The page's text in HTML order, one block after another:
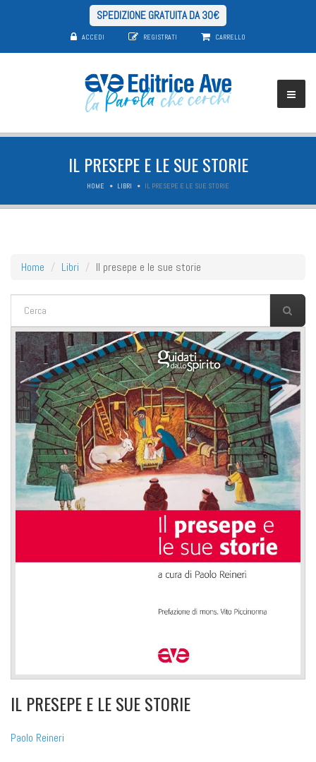
SPEDIZIONE GRATUITA DA 30€
ACCEDI REGISTRATI CARRELLO
IL PRESEPE E LE SUE STORIE
HOME LIBRI IL PRESEPE E LE SUE STORIE
Home Libri Il presepe e le sue storie
FORM DI RICERCA
IL PRESEPE E LE SUE STORIE
Paolo Reineri